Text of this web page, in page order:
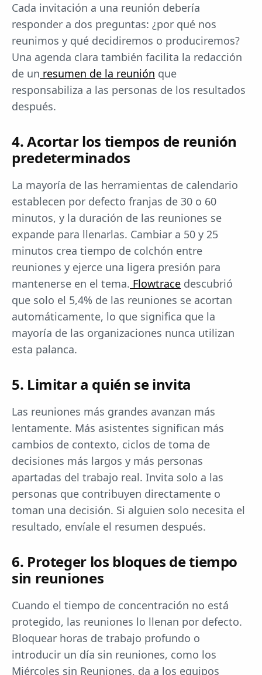
Cada invitación a una reunión debería
responder a dos preguntas: ¿por qué nos
reunimos y qué decidiremos o produciremos?
Una agenda clara también facilita la redacción
de un resumen de la reunión que
responsabiliza a las personas de los resultados
después.
4. Acortar los tiempos de reunión
predeterminados
La mayoría de las herramientas de calendario
establecen por defecto franjas de 30 o 60
minutos, y la duración de las reuniones se
expande para llenarlas. Cambiar a 50 y 25
minutos crea tiempo de colchón entre
reuniones y ejerce una ligera presión para
mantenerse en el tema. Flowtrace descubrió
que solo el 5,4% de las reuniones se acortan
automáticamente, lo que significa que la
mayoría de las organizaciones nunca utilizan
esta palanca.
5. Limitar a quién se invita
Las reuniones más grandes avanzan más
lentamente. Más asistentes significan más
cambios de contexto, ciclos de toma de
decisiones más largos y más personas
apartadas del trabajo real. Invita solo a las
personas que contribuyen directamente o
toman una decisión. Si alguien solo necesita el
resultado, envíale el resumen después.
6. Proteger los bloques de tiempo
sin reuniones
Cuando el tiempo de concentración no está
protegido, las reuniones lo llenan por defecto.
Bloquear horas de trabajo profundo o
introducir un día sin reuniones, como los
Miércoles sin Reuniones, da a los equipos